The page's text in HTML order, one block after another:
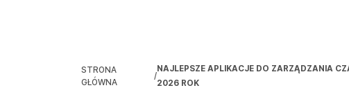
STRONA
GŁÓWNA
/
NAJLEPSZE APLIKACJE DO ZARZĄDZANIA
2026 ROK